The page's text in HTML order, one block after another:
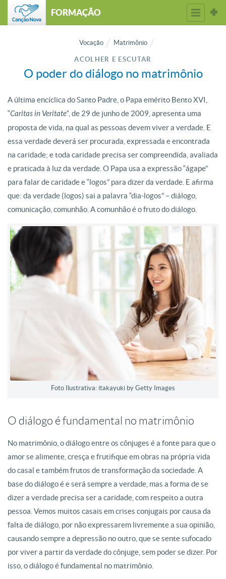
FORMAÇÃO
Vocação Matrimônio
ACOLHER E ESCUTAR
O poder do diálogo no matrimônio
A última encíclica do Santo Padre, o Papa emérito Bento XVI,
“Caritas in Veritate”, de 29 de junho de 2009, apresenta uma
proposta de vida, na qual as pessoas devem viver a verdade. E
essa verdade deverá ser procurada, expressada e encontrada
na caridade; e toda caridade precisa ser compreendida, avaliada
e praticada à luz da verdade. O Papa usa a expressão “ágape”
para falar de caridade e “logos” para dizer da verdade. E afirma
que: da verdade (logos) sai a palavra “dia-logos” – diálogo,
comunicação, comunhão. A comunhão é o fruto do diálogo.
Foto Ilustrativa: itakayuki by Getty Images
O diálogo é fundamental no matrimônio
No matrimônio, o diálogo entre os cônjuges é a fonte para que o
amor se alimente, cresça e frutifique em obras na própria vida
do casal e também frutos de transformação da sociedade. A
base do diálogo é e será sempre a verdade, mas a forma de se
dizer a verdade precisa ser a caridade, com respeito a outra
pessoa. Vemos muitos casais em crises conjugais por causa da
falta de diálogo, por não expressarem livremente a sua opinião,
causando sempre a depressão no outro, que se sente sufocado
por viver a partir da verdade do cônjuge, sem poder se dizer. Por
isso, o diálogo é fundamental no matrimônio.